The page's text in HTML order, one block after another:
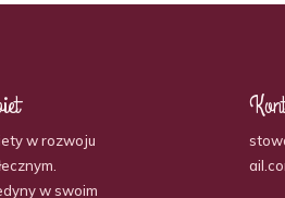
w rozwoju
w swoim